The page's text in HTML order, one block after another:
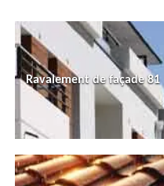
Ravalement de façade 81